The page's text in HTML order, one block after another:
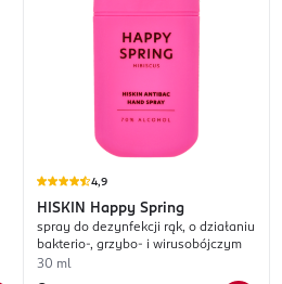
4,9
HISKIN Happy Spring
spray do dezynfekcji rąk, o działaniu
bakterio-, grzybo- i wirusobójczym
30 ml